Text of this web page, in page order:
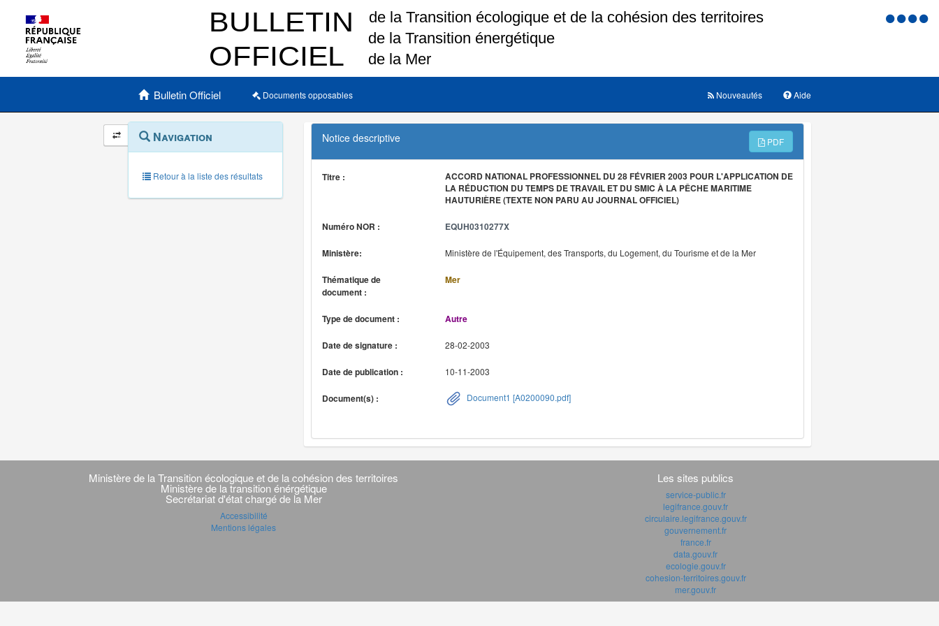
Menu
Menu principal
Bulletin Officiel Documents opposables Aide
Nouveautés
Navigation
et
outils
annexes
Menu
contextuel
Navigation
Retour à la liste des résultats
Notice descriptive PDF
Titre :
ACCORD NATIONAL PROFESSIONNEL DU 28 FÉVRIER 2003 POUR L'APPLICATION DE
LA RÉDUCTION DU TEMPS DE TRAVAIL ET DU SMIC À LA PÊCHE MARITIME
HAUTURIÈRE (TEXTE NON PARU AU JOURNAL OFFICIEL)
Numéro NOR : EQUH0310277X
Ministère: Ministère de l'Équipement, des Transports, du Logement, du Tourisme et de la Mer
Thématique de
document :
Mer
Type de document : Autre
Date de signature : 28-02-2003
Date de publication : 10-11-2003
Document(s) : Document1 [A0200090.pdf]
Navigation
transverseMinistère de la Transition écologique et de la cohésion des territoires
Ministère de la transition énérgétique
Secrétariat d'état chargé de la Mer
Accessibilité
Mentions légales
Les sites publics
service-public.fr
legifrance.gouv.fr
circulaire.legifrance.gouv.fr
gouvernement.fr
france.fr
data.gouv.fr
ecologie.gouv.fr
cohesion-territoires.gouv.fr
mer.gouv.fr